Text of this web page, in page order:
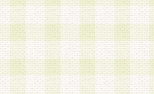
c.モバイルリサーチ、または
実施もしくは運営
d.その他これらに付随する業務
4.会員は、住所、電話番号そ
合は、速やかに当社所定の変
5.当社は、必要と認めた場合